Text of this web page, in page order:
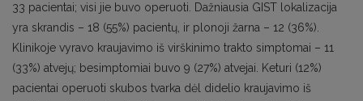
33 pacientai; visi jie buvo operuoti. Dažniausia GIST lokalizacija
yra skrandis – 18 (55%) pacientų, ir plonoji žarna – 12 (36%).
Klinikoje vyravo kraujavimo iš virškinimo trakto simptomai – 11
(33%) atvejų; besimptomiai buvo 9 (27%) atvejai. Keturi (12%)
pacientai operuoti skubos tvarka dėl didelio kraujavimo iš